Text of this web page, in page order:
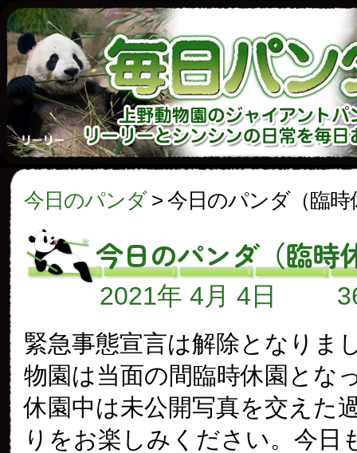
今日のパンダ> 今日のパンダ（臨時
今日のパンダ（臨時
2021年 4月 4日
緊急事態宣言は解除となりま
物園は当面の間臨時休園とな
休園中は未公開写真を交えた
りをお楽しみください。今日